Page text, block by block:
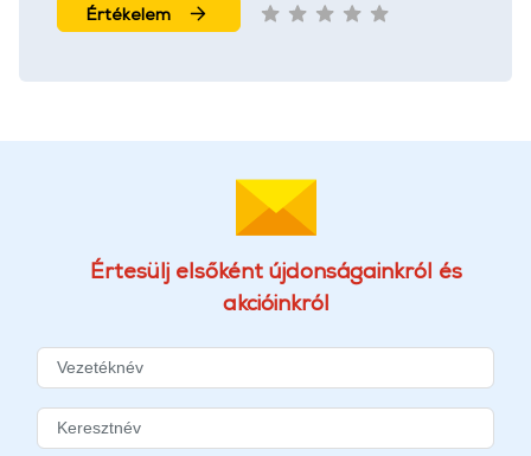
Értékelem
Értesülj elsőként újdonságainkról és
akcióinkról